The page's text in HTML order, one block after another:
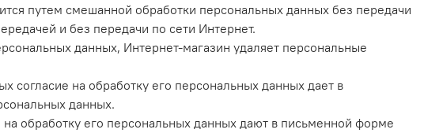
путем смешанной обработки персональных данных без передачи
и без передачи по сети Интернет.
данных, Интернет-магазин удаляет персональные
согласие на обработку его персональных данных дает в
данных.
обработку его персональных данных дают в письменной форме